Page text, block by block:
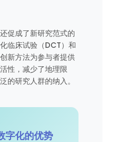
促成了新研究范式的
临床试验（DCT）和
新方法为参与者提供
性，减少了地理限
的研究人群的纳入。
字化的优势